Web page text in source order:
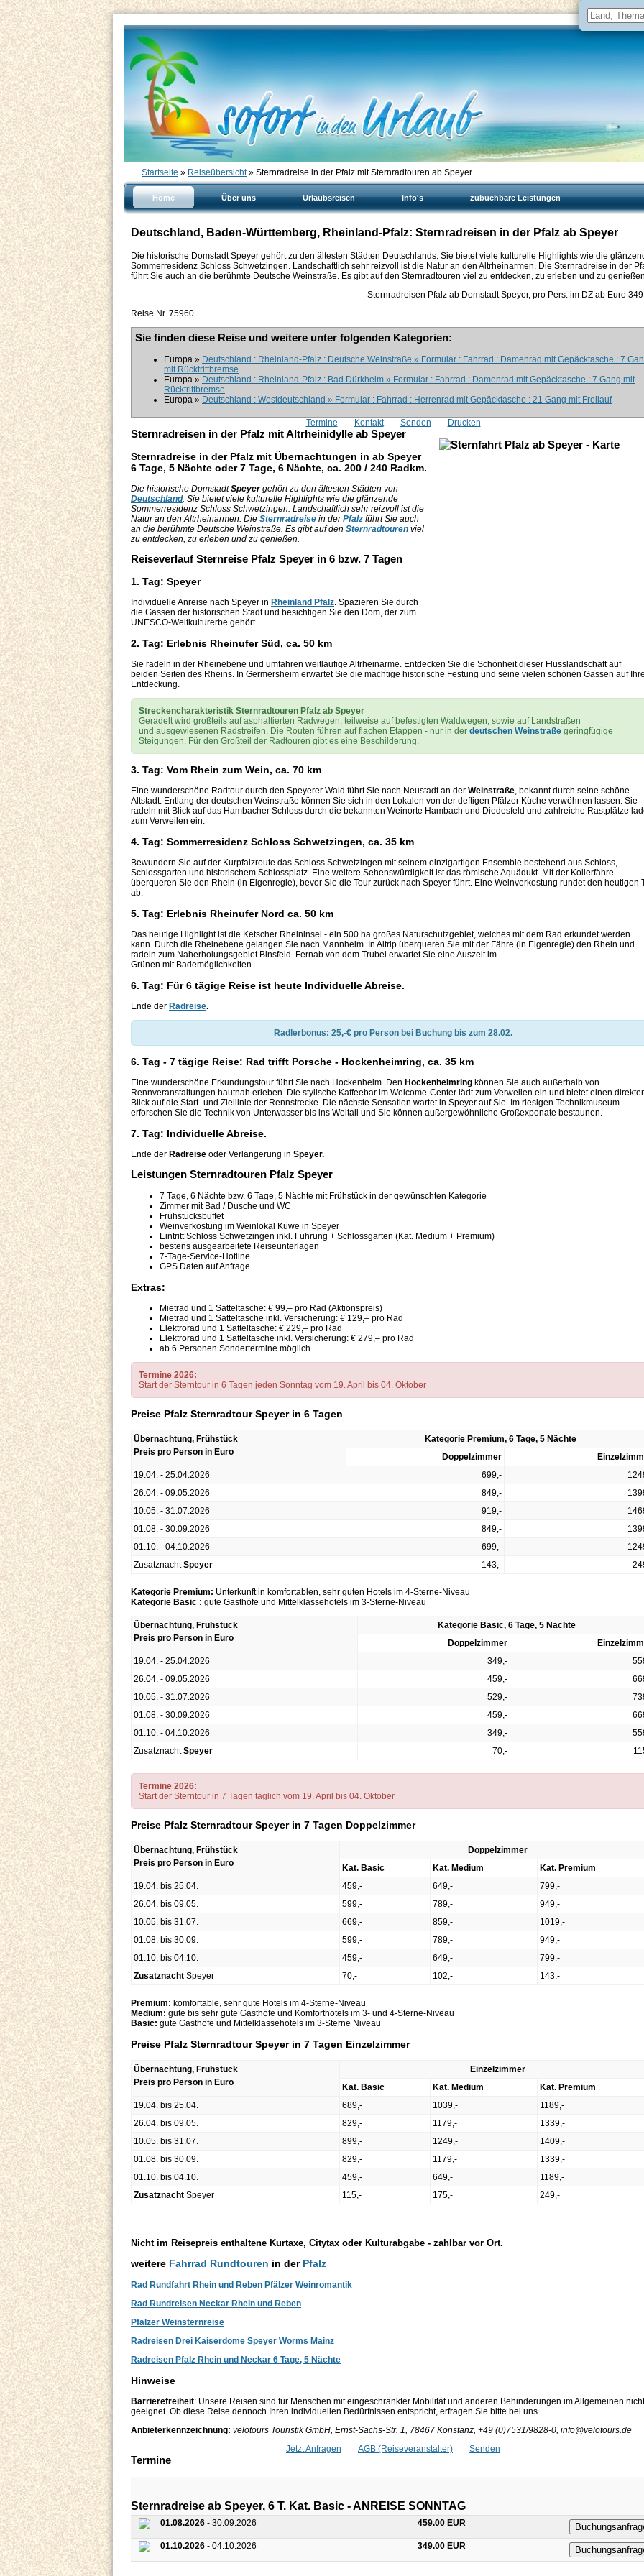
Startseite » Reiseübersicht» Sternradreise in der Pfalz mit Sternradtouren ab Speyer
Home Über uns Urlaubsreisen Info's zubuchbare Leistungen
Deutschland, Baden-Württemberg, Rheinland-Pfalz: Sternradreisen in der Pfalz ab Speyer
Die historische Domstadt Speyer gehört zu den ältesten Städten Deutschlands. Sie bietet viele kulturelle Highlights wie die
Sommerresidenz Schloss Schwetzingen. Landschaftlich sehr reizvoll ist die Natur an den Altrheinarmen. Die Sternradreise in der
führt Sie auch an die berühmte Deutsche Weinstraße. Es gibt auf den Sternradtouren viel zu entdecken, zu erleben und zu
Sternradreisen Pfalz ab Domstadt Speyer, pro Pers. im DZ ab Euro
Reise Nr. 75960
Sie finden diese Reise und weitere unter folgenden Kategorien:
Europa » Deutschland : Rheinland-Pfalz : Deutsche Weinstraße » Formular : Fahrrad : Damenrad mit Gepäcktasche : 7
mit Rücktrittbremse
Europa » Deutschland : Rheinland-Pfalz : Bad Dürkheim » Formular : Fahrrad : Damenrad mit Gepäcktasche : 7 Gang mit
Rücktrittbremse
Europa » Deutschland : Westdeutschland » Formular : Fahrrad : Herrenrad mit Gepäcktasche : 21 Gang mit Freilauf
Termine Kontakt Senden Drucken
Sternradreisen in der Pfalz mit Altrheinidylle ab Speyer
Sternradreise in der Pfalz mit Übernachtungen in ab Speyer
6 Tage, 5 Nächte oder 7 Tage, 6 Nächte, ca. 200 / 240 Radkm.
Die historische DomstadtSpeyergehört zu den ältesten Städten von
Deutschland. Sie bietet viele kulturelle Highlights wie die glänzende
Sommerresidenz Schloss Schwetzingen. Landschaftlich sehr reizvoll ist die
Natur an den Altrheinarmen. Die Sternradreise in derPfalz führt Sie auch
an die berühmte Deutsche Weinstraße. Es gibt auf den Sternradtouren viel
zu entdecken, zu erleben und zu genießen.
Reiseverlauf Sternreise Pfalz Speyer in 6 bzw. 7 Tagen
1. Tag: Speyer
Individuelle Anreise nach Speyer in Rheinland Pfalz. Spazieren Sie durch
die Gassen der historischen Stadt und besichtigen Sie den Dom, der zum
UNESCO-Weltkulturerbe gehört.
2. Tag: Erlebnis Rheinufer Süd, ca. 50 km
Sie radeln in der Rheinebene und umfahren weitläufige Altrheinarme. Entdecken Sie die Schönheit dieser Flusslandschaft auf
beiden Seiten des Rheins. In Germersheim erwartet Sie die mächtige historische Festung und seine vielen schönen Gassen auf
Entdeckung.
Streckencharakteristik Sternradtouren Pfalz ab Speyer
Geradelt wird großteils auf asphaltierten Radwegen, teilweise auf befestigten Waldwegen, sowie auf Landstraßen
und ausgewiesenen Radstreifen. Die Routen führen auf flachen Etappen - nur in der deutschen Weinstraße geringfügige
Steigungen. Für den Großteil der Radtouren gibt es eine Beschilderung.
3. Tag: Vom Rhein zum Wein, ca. 70 km
Eine wunderschöne Radtour durch den Speyerer Wald führt Sie nach Neustadt an der Weinstraße, bekannt durch seine schöne
Altstadt. Entlang der deutschen Weinstraße können Sie sich in den Lokalen von der deftigen Pfälzer Küche verwöhnen lassen. Sie
radeln mit Blick auf das Hambacher Schloss durch die bekannten Weinorte Hambach und Diedesfeld und zahlreiche Rastplätze
zum Verweilen ein.
4. Tag: Sommerresidenz Schloss Schwetzingen, ca. 35 km
Bewundern Sie auf der Kurpfalzroute das Schloss Schwetzingen mit seinem einzigartigen Ensemble bestehend aus Schloss,
Schlossgarten und historischem Schlossplatz. Eine weitere Sehenswürdigkeit ist das römische Aquädukt. Mit der Kollerfähre
überqueren Sie den Rhein (in Eigenregie), bevor Sie die Tour zurück nach Speyer führt. Eine Weinverkostung rundet den heutigen
ab.
5. Tag: Erlebnis Rheinufer Nord ca. 50 km
Das heutige Highlight ist die Ketscher Rheininsel - ein 500 ha großes Naturschutzgebiet, welches mit dem Rad erkundet werden
kann. Durch die Rheinebene gelangen Sie nach Mannheim. In Altrip überqueren Sie mit der Fähre (in Eigenregie) den Rhein und
radeln zum Naherholungsgebiet Binsfeld. Fernab von dem Trubel erwartet Sie eine Auszeit im
Grünen mit Bademöglichkeiten.
6. Tag: Für 6 tägige Reise ist heute Individuelle Abreise.
Ende der Radreise.
Radlerbonus: 25,-€ pro Person bei Buchung bis zum 28.02.
6. Tag - 7 tägige Reise: Rad trifft Porsche - Hockenheimring, ca. 35 km
Eine wunderschöne Erkundungstour führt Sie nach Hockenheim. Den Hockenheimring können Sie auch außerhalb von
Rennveranstaltungen hautnah erleben. Die stylische Kaffeebar im Welcome-Center lädt zum Verweilen ein und bietet einen
Blick auf die Start- und Ziellinie der Rennstrecke. Die nächste Sensation wartet in Speyer auf Sie. Im riesigen Technikmuseum
erforschen Sie die Technik von Unterwasser bis ins Weltall und Sie können außergewöhnliche Großexponate bestaunen.
7. Tag: Individuelle Abreise.
Ende der Radreise oder Verlängerung in Speyer.
Leistungen Sternradtouren Pfalz Speyer
7 Tage, 6 Nächte bzw. 6 Tage, 5 Nächte mit Frühstück in der gewünschten Kategorie
Zimmer mit Bad / Dusche und WC
Frühstücksbuffet
Weinverkostung im Weinlokal Küwe in Speyer
Eintritt Schloss Schwetzingen inkl. Führung + Schlossgarten (Kat. Medium + Premium)
bestens ausgearbeitete Reiseunterlagen
7-Tage-Service-Hotline
GPS Daten auf Anfrage
Extras:
Mietrad und 1 Satteltasche: € 99,– pro Rad (Aktionspreis)
Mietrad und 1 Satteltasche inkl. Versicherung: € 129,– pro Rad
Elektrorad und 1 Satteltasche: € 229,– pro Rad
Elektrorad und 1 Satteltasche inkl. Versicherung: € 279,– pro Rad
ab 6 Personen Sondertermine möglich
Termine 2026:
Start der Sterntour in 6 Tagen jeden Sonntag vom 19. April bis 04. Oktober
Preise Pfalz Sternradtour Speyer in 6 Tagen
Übernachtung, Frühstück
Preis pro Person in Euro
Kategorie Premium, 6 Tage, 5 Nächte
Doppelzimmer
19.04. - 25.04.2026
699,-
26.04. - 09.05.2026
849,-
10.05. - 31.07.2026
919,-
01.08. - 30.09.2026
849,-
01.10. - 04.10.2026
699,-
ZusatznachtSpeyer 143,-
Kategorie Premium: Unterkunft in komfortablen, sehr guten Hotels im 4-Sterne-Niveau
Kategorie Basic : gute Gasthöfe und Mittelklassehotels im 3-Sterne-Niveau
Übernachtung, Frühstück
Preis pro Person in Euro
Kategorie Basic, 6 Tage, 5 Nächte
Doppelzimmer
19.04. - 25.04.2026
349,-
26.04. - 09.05.2026
459,-
10.05. - 31.07.2026
529,-
01.08. - 30.09.2026
459,-
01.10. - 04.10.2026
349,-
ZusatznachtSpeyer 70,-
Termine 2026:
Start der Sterntour in 7 Tagen täglich vom 19. April bis 04. Oktober
Preise Pfalz Sternradtour Speyer in 7 Tagen Doppelzimmer
Übernachtung, Frühstück
Preis pro Person in Euro
Doppelzimmer
Kat. Basic
Kat. Medium
Kat. Premium
19.04. bis 25.04.
459,- 649,-
799,-
26.04. bis 09.05.
599,- 789,-
949,-
10.05. bis 31.07.
669,- 859,-
1019,-
01.08. bis 30.09.
599,- 789,-
949,-
01.10. bis 04.10.
459,- 649,-
799,-
Zusatznacht Speyer 70,- 102,- 143,-
Premium: komfortable, sehr gute Hotels im 4-Sterne-Niveau
Medium: gute bis sehr gute Gasthöfe und Komforthotels im 3- und 4-Sterne-Niveau
Basic: gute Gasthöfe und Mittelklassehotels im 3-Sterne Niveau
Preise Pfalz Sternradtour Speyer in 7 Tagen Einzelzimmer
Übernachtung, Frühstück
Preis pro Person in Euro
Einzelzimmer
Kat. Basic
Kat. Medium
Kat. Premium
19.04. bis 25.04.
689,- 1039,-
1189,-
26.04. bis 09.05.
829,- 1179,-
1339,-
10.05. bis 31.07.
899,- 1249,-
1409,-
01.08. bis 30.09.
829,- 1179,-
1339,-
01.10. bis 04.10.
459,- 649,-
1189,-
Zusatznacht Speyer 115,- 175,- 249,-
Nicht im Reisepreis enthaltene Kurtaxe, Citytax oder Kulturabgabe - zahlbar vor Ort.
weitere Fahrrad Rundtouren in der Pfalz
Rad Rundfahrt Rhein und Reben Pfälzer Weinromantik
Rad Rundreisen Neckar Rhein und Reben
Pfälzer Weinsternreise
Radreisen Drei Kaiserdome Speyer Worms Mainz
Radreisen Pfalz Rhein und Neckar 6 Tage, 5 Nächte
Hinweise
Barrierefreiheit: Unsere Reisen sind für Menschen mit eingeschränkter Mobilität und anderen Behinderungen im Allgemeinen nicht
geeignet. Ob diese Reise dennoch Ihren individuellen Bedürfnissen entspricht, erfragen Sie bitte bei uns.
Anbieterkennzeichnung: velotours Touristik GmbH, Ernst-Sachs-Str. 1, 78467 Konstanz, +49 (0)7531/9828-0, info@velotours.de
Jetzt Anfragen
AGB (Reiseveranstalter) Senden
Termine
Sternradreise ab Speyer, 6 T. Kat. Basic - ANREISE SONNTAG
01.08.2026 - 30.09.2026 459.00 EUR
01.10.2026 - 04.10.2026 349.00 EUR